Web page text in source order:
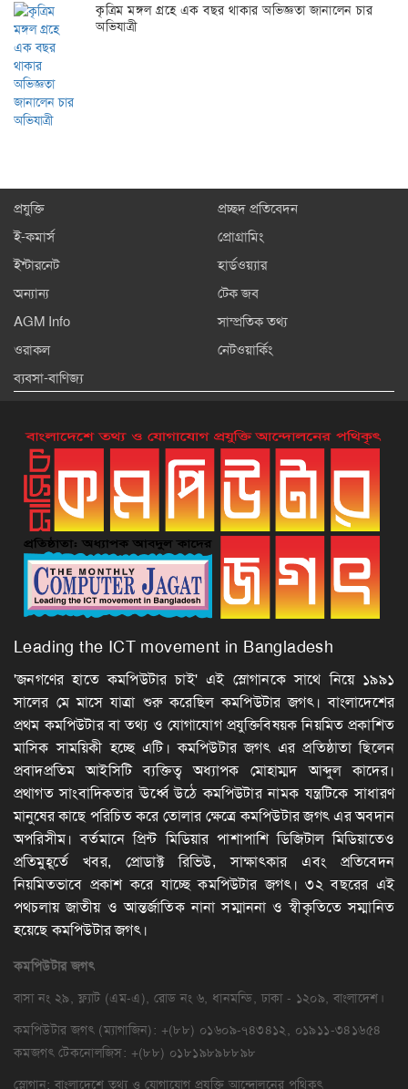
কৃত্রিম মঙ্গল গ্রহে এক বছর থাকার অভিজ্ঞতা জানালেন চার
অভিযাত্রী
প্রযুক্তি
প্রচ্ছদ প্রতিবেদন
ই-কমার্স
প্রোগ্রামিং
ইন্টারনেট
হার্ডওয়্যার
অন্যান্য
টেক জব
AGM Info
সাম্প্রতিক তথ্য
ওরাকল
নেটওয়ার্কিং
ব্যবসা-বাণিজ্য
Leading the ICT movement in Bangladesh
'জনগণের হাতে কমপিউটার চাই' এই স্লোগানকে সাথে নিয়ে ১৯৯১
সালের মে মাসে যাত্রা শুরু করেছিল কমপিউটার জগৎ। বাংলাদেশের
প্রথম কমপিউটার বা তথ্য ও যোগাযোগ প্রযুক্তিবিষয়ক নিয়মিত প্রকাশিত
মাসিক সাময়িকী হচ্ছে এটি। কমপিউটার জগৎ এর প্রতিষ্ঠাতা ছিলেন
প্রবাদপ্রতিম আইসিটি ব্যক্তিত্ব অধ্যাপক মোহাম্মদ আব্দুল কাদের।
প্রথাগত সাংবাদিকতার ঊর্ধ্বে উঠে কমপিউটার নামক যন্ত্রটিকে সাধারণ
মানুষের কাছে পরিচিত করে তোলার ক্ষেত্রে কমপিউটার জগৎ এর অবদান
অপরিসীম। বর্তমানে প্রিন্ট মিডিয়ার পাশাপাশি ডিজিটাল মিডিয়াতেও
প্রতিমুহূর্তে খবর, প্রোডাক্ট রিভিউ, সাক্ষাৎকার এবং প্রতিবেদন
নিয়মিতভাবে প্রকাশ করে যাচ্ছে কমপিউটার জগৎ। ৩২ বছরের এই
পথচলায় জাতীয় ও আন্তর্জাতিক নানা সম্মাননা ও স্বীকৃতিতে সম্মানিত
হয়েছে কমপিউটার জগৎ।
কমপিউটারজগৎ
বাসা নং ২৯, ফ্ল্যাট (এম-এ), রোড নং ৬, ধানমন্ডি, ঢাকা - ১২০৯, বাংলাদেশ।
কমপিউটার জগৎ (ম্যাগাজিন): +(৮৮) ০১৬০৯-৭৪৩৪১২, ০১৯১১-৩৪১৬৫৪
কমজগৎ টেকনোলজিস: +(৮৮) ০১৮১৯৮৯৮৮৯৮
স্লোগান: বাংলাদেশে তথ্য ও যোগাযোগ প্রযুক্তি আন্দোলনের পথিকৃৎ